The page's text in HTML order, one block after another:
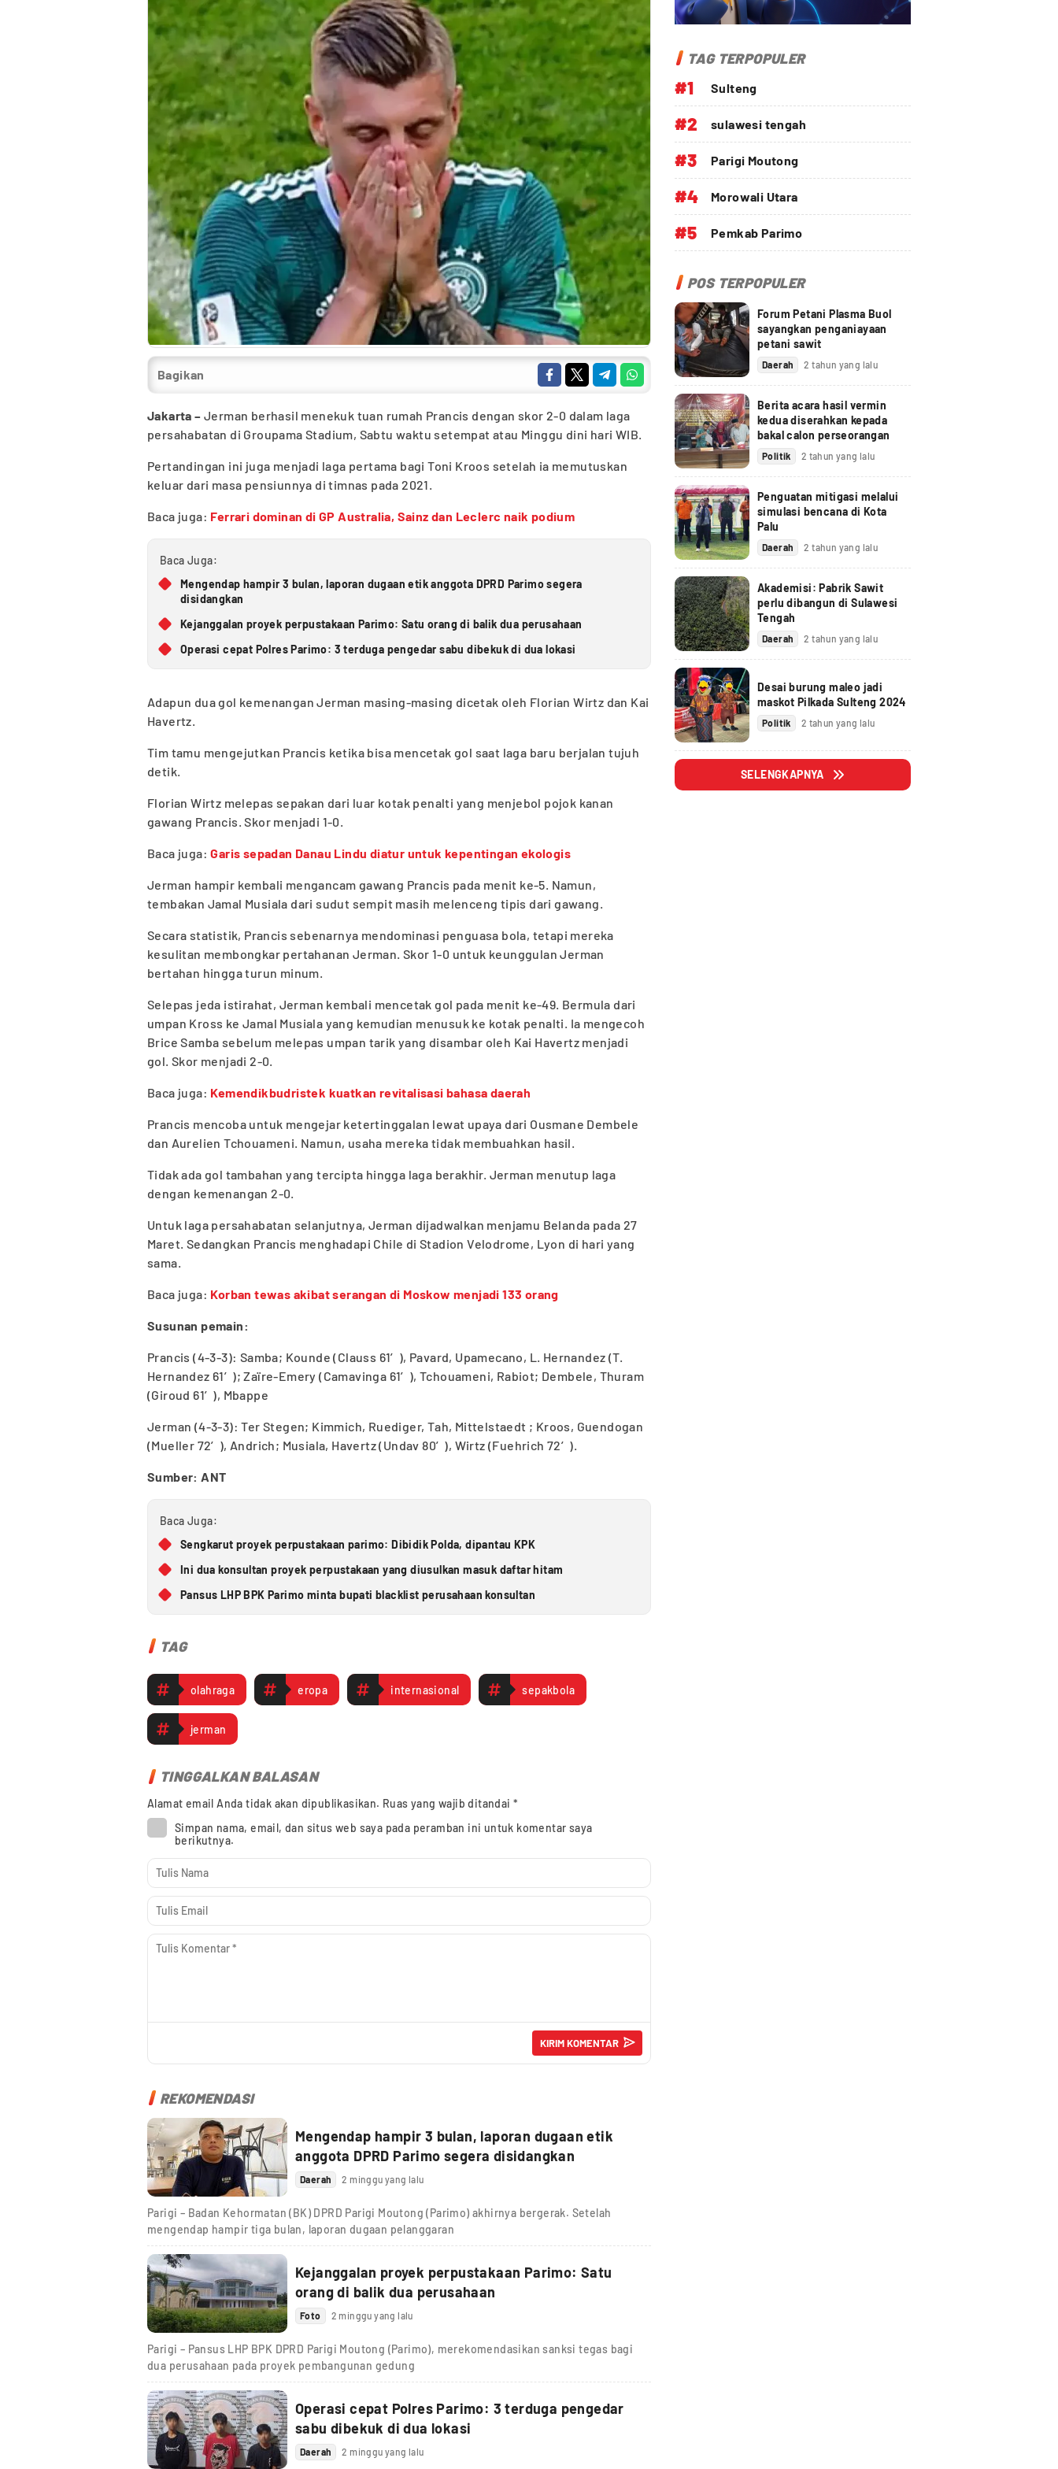
Bagikan
Jakarta – Jerman berhasil menekuk tuan rumah Prancis dengan skor 2-0 dalam laga
persahabatan di Groupama Stadium, Sabtu waktu setempat atau Minggu dini hari WIB.
Pertandingan ini juga menjadi laga pertama bagi Toni Kroos setelah ia memutuskan
keluar dari masa pensiunnya di timnas pada 2021.
Baca juga: Ferrari dominan di GP Australia, Sainz dan Leclerc naik podium
Baca Juga:
Mengendap hampir 3 bulan, laporan dugaan etik anggota DPRD Parimo segera
disidangkan
Kejanggalan proyek perpustakaan Parimo: Satu orang di balik dua perusahaan
Operasi cepat Polres Parimo: 3 terduga pengedar sabu dibekuk di dua lokasi
Adapun dua gol kemenangan Jerman masing-masing dicetak oleh Florian Wirtz dan Kai
Havertz.
Tim tamu mengejutkan Prancis ketika bisa mencetak gol saat laga baru berjalan tujuh
detik.
Florian Wirtz melepas sepakan dari luar kotak penalti yang menjebol pojok kanan
gawang Prancis. Skor menjadi 1-0.
Baca juga:Garis sepadan Danau Lindu diatur untuk kepentingan ekologis
Jerman hampir kembali mengancam gawang Prancis pada menit ke-5. Namun,
tembakan Jamal Musiala dari sudut sempit masih melenceng tipis dari gawang.
Secara statistik, Prancis sebenarnya mendominasi penguasa bola, tetapi mereka
kesulitan membongkar pertahanan Jerman. Skor 1-0 untuk keunggulan Jerman
bertahan hingga turun minum.
Selepas jeda istirahat, Jerman kembali mencetak gol pada menit ke-49. Bermula dari
umpan Kross ke Jamal Musiala yang kemudian menusuk ke kotak penalti. Ia mengecoh
Brice Samba sebelum melepas umpan tarik yang disambar oleh Kai Havertz menjadi
gol. Skor menjadi 2-0.
Baca juga: Kemendikbudristek kuatkan revitalisasi bahasa daerah
Prancis mencoba untuk mengejar ketertinggalan lewat upaya dari Ousmane Dembele
dan Aurelien Tchouameni. Namun, usaha mereka tidak membuahkan hasil.
Tidak ada gol tambahan yang tercipta hingga laga berakhir. Jerman menutup laga
dengan kemenangan 2-0.
Untuk laga persahabatan selanjutnya, Jerman dijadwalkan menjamu Belanda pada 27
Maret. Sedangkan Prancis menghadapi Chile di Stadion Velodrome, Lyon di hari yang
sama.
Baca juga: Korban tewas akibat serangan di Moskow menjadi 133 orang
Susunan pemain:
Prancis (4-3-3): Samba; Kounde (Clauss 61′), Pavard, Upamecano, L. Hernandez (T.
Hernandez 61′); Zaïre-Emery (Camavinga 61′), Tchouameni, Rabiot; Dembele, Thuram
(Giroud 61′), Mbappe
Jerman (4-3-3): Ter Stegen; Kimmich, Ruediger, Tah, Mittelstaedt ; Kroos, Guendogan
(Mueller 72′), Andrich; Musiala, Havertz (Undav 80′), Wirtz (Fuehrich 72′).
Sumber: ANT
Baca Juga:
Sengkarut proyek perpustakaan parimo: Dibidik Polda, dipantau KPK
Ini dua konsultan proyek perpustakaan yang diusulkan masuk daftar hitam
Pansus LHP BPK Parimo minta bupati blacklist perusahaan konsultan
TAG
olahraga eropa internasional sepakbola
jerman
TINGGALKAN BALASAN
Alamat email Anda tidak akan dipublikasikan. Ruas yang wajib ditandai*
Simpan nama, email, dan situs web saya pada peramban ini untuk komentar saya
berikutnya.
REKOMENDASI
Mengendap hampir 3 bulan, laporan dugaan etik
anggota DPRD Parimo segera disidangkan
Daerah 2 minggu yang lalu
Parigi – Badan Kehormatan (BK) DPRD Parigi Moutong (Parimo) akhirnya bergerak. Setelah
mengendap hampir tiga bulan, laporan dugaan pelanggaran
Kejanggalan proyek perpustakaan Parimo: Satu
orang di balik dua perusahaan
Foto 2 minggu yang lalu
Parigi – Pansus LHP BPK DPRD Parigi Moutong (Parimo), merekomendasikan sanksi tegas bagi
dua perusahaan pada proyek pembangunan gedung
Operasi cepat Polres Parimo: 3 terduga pengedar
sabu dibekuk di dua lokasi
Daerah 2 minggu yang lalu
TAG TERPOPULER
#1 Sulteng
#2 sulawesi tengah
#3 Parigi Moutong
#4 Morowali Utara
#5 Pemkab Parimo
POS TERPOPULER
Forum Petani Plasma Buol
sayangkan penganiayaan
petani sawit
Daerah 2 tahun yang lalu
Berita acara hasil vermin
kedua diserahkan kepada
bakal calon perseorangan
Politik 2 tahun yang lalu
Penguatan mitigasi melalui
simulasi bencana di Kota
Palu
Daerah 2 tahun yang lalu
Akademisi: Pabrik Sawit
perlu dibangun di Sulawesi
Tengah
Daerah 2 tahun yang lalu
Desai burung maleo jadi
maskot Pilkada Sulteng 2024
Politik 2 tahun yang lalu
SELENGKAPNYA